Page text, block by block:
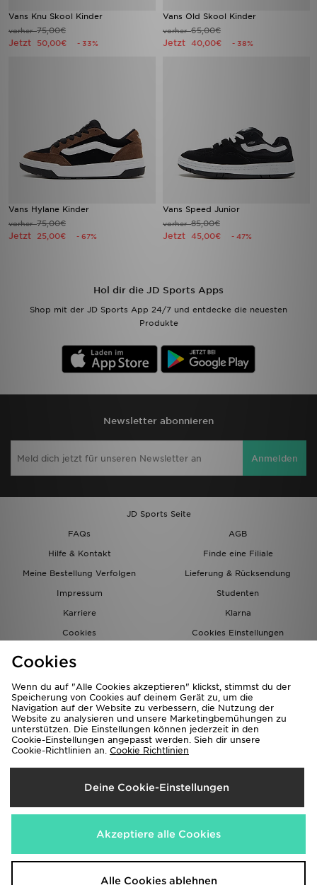
Vans Knu Skool Kinder
vorher75,00€
Jetzt 50,00€ - 33%
Vans Old Skool Kinder
vorher65,00€
Jetzt 40,00€ - 38%
Vans Hylane Kinder
vorher75,00€
Jetzt 25,00€ - 67%
Vans Speed Junior
vorher85,00€
Jetzt 45,00€ - 47%
Hol dir die JD Sports Apps
Shop mit der JD Sports App 24/7 und entdecke die neuesten
Produkte
Newsletter abonnieren
Anmelden
JD Sports Seite
FAQs
AGB
Hilfe & Kontakt
Finde eine Filiale
Meine Bestellung Verfolgen
Lieferung & Rücksendung
Impressum
Studenten
Karriere
Klarna
Cookies
Cookies Einstellungen
Lieferung Nach
Deutschland
Wir akzeptieren folgende Zahlungsmethoden
Corporate Website www.jdplc.com
Cookies
Wenn du auf "Alle Cookies akzeptieren" klickst, stimmst du der
Speicherung von Cookies auf deinem Gerät zu, um die
Navigation auf der Website zu verbessern, die Nutzung der
Website zu analysieren und unsere Marketingbemühungen zu
unterstützen. Die Einstellungen können jederzeit in den
Cookie-Einstellungen angepasst werden. Sieh dir unsere
Cookie-Richtlinien an. Cookie Richtlinien
Deine Cookie-Einstellungen
Akzeptiere alle Cookies
Alle Cookies ablehnen